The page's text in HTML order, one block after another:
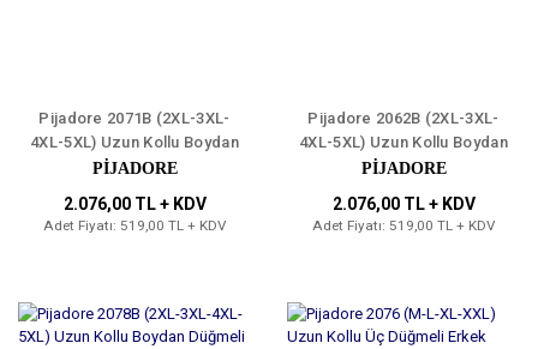
Pijadore 2071B (2XL-3XL-
4XL-5XL) Uzun Kollu Boydan
Düğmeli Erkek Pijama Takım
PİJADORE
2.076,00 TL + KDV
Adet Fiyatı: 519,00 TL + KDV
Pijadore 2062B (2XL-3XL-
4XL-5XL) Uzun Kollu Boydan
Düğmeli Erkek Pijama Takım
PİJADORE
2.076,00 TL + KDV
Adet Fiyatı: 519,00 TL + KDV